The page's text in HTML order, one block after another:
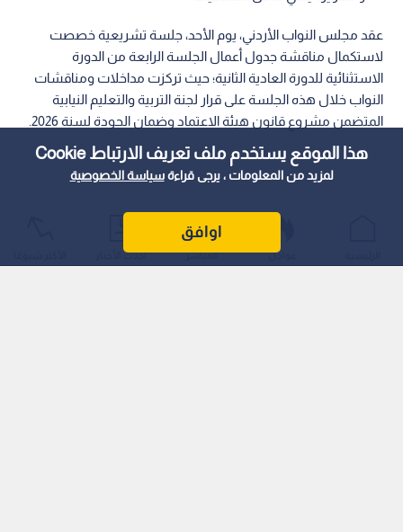
هذا الموقع يستخدم ملف تعريف الارتباط Cookie
لمزيد من المعلومات ، يرجى قراءةسياسة الخصوصية
اوافق
عقد مجلس النواب الأردني، يوم الأحد، جلسة تشريعية خصصت
لاستكمال مناقشة جدول أعمال الجلسة الرابعة من الدورة
الاستثنائية للدورة العادية الثانية؛ حيث تركزت مداخلات ومناقشات
النواب خلال هذه الجلسة على قرار لجنة التربية والتعليم النيابية
المتضمن مشروع قانون هيئة الاعتماد وضمان الجودة لسنة 2026.
عواجل المباشر أحدث الأخبار